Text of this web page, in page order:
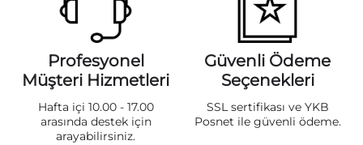
Profesyonel
Müşteri Hizmetleri
Hafta içi 10.00 - 17.00
arasında destek için
arayabilirsiniz.
Güvenli Ödeme
Seçenekleri
SSL sertifikası ve YKB
Posnet ile güvenli ödeme.